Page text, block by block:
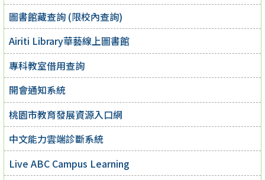
圖書館藏查詢 (限校內查詢)
Airiti Library華藝線上圖書館
專科教室借用查詢
開會通知系統
桃園市教育發展資源入口網
中文能力雲端診斷系統
Live ABC Campus Learning